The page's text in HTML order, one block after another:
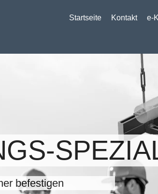
Startseite Kontakt e-
befestigen